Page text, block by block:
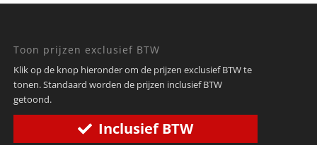
Toon prijzen exclusief BTW
Klik op de knop hieronder om de prijzen exclusief BTW te
tonen. Standaard worden de prijzen inclusief BTW
getoond.
Inclusief BTW